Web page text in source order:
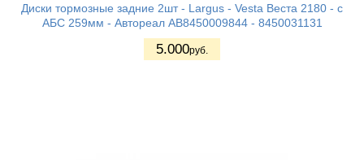
Диски тормозные задние 2шт - Largus - Vesta Веста 2180 - с
АБС 259мм - Автореал АВ8450009844 - 8450031131
5.000руб.